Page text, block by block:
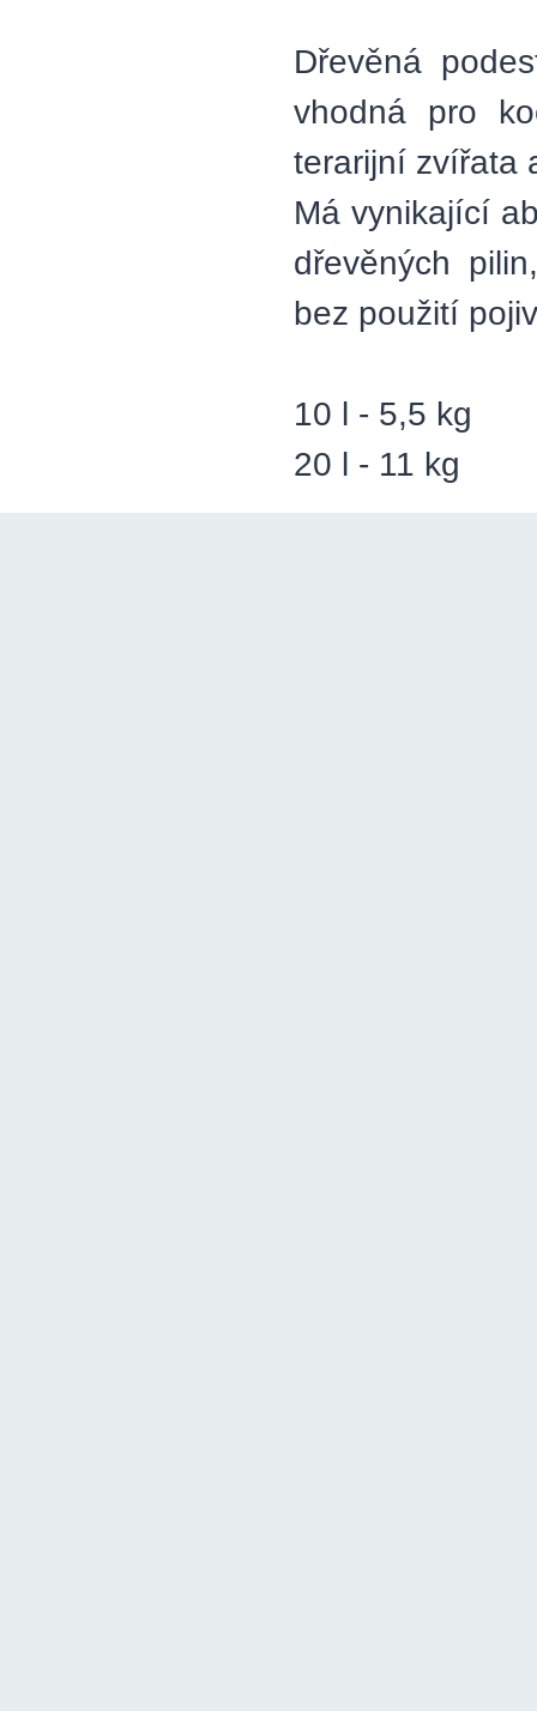
Dřevěná
vhodná pro
terarijní zvířata
Má vynikající
dřevěných
bez použití
10 l - 5,5 kg
20 l - 11 kg